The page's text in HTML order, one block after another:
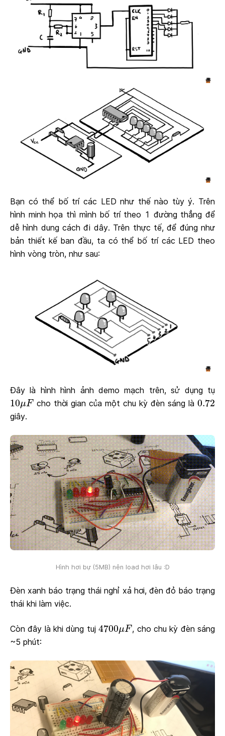
Bạn có thể bố trí các LED như thế nào tùy ý. Trên
hình minh họa thì mình bố trí theo 1 đường thẳng để
dễ hình dung cách đi dây. Trên thực tế, để đúng như
bản thiết kế ban đầu, ta có thể bố trí các LED theo
hình vòng tròn, như sau:
Đây là hình hình ảnh demo mạch trên, sử dụng tụ
10μF
10μF cho thời gian của một chu kỳ đèn sáng là 0.72
0.72
giây.
Hình hơi bự (5MB) nên load hơi lâu :D
Đèn xanh báo trạng thái nghỉ xả hơi, đèn đỏ báo trạng
thái khi làm việc.
Còn đây là khi dùng tuj4700μF
4700μF, cho chu kỳ đèn sáng
~5 phút: